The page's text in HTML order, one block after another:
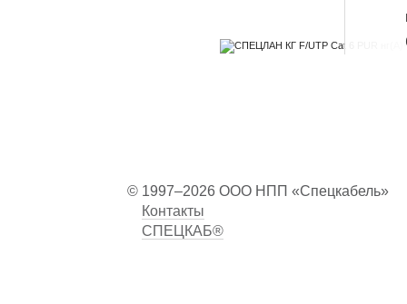
© 1997–2026 ООО НПП «Спецкабель»
Контакты
СПЕЦКАБ®